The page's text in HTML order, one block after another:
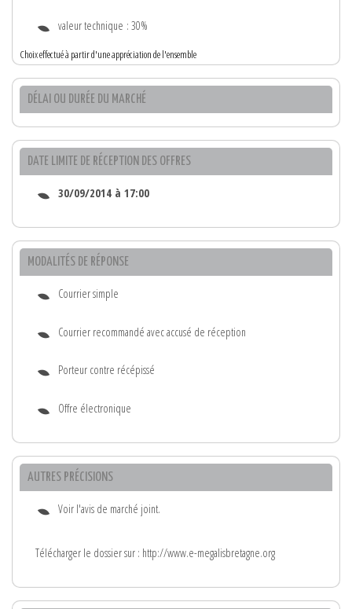
valeur technique : 30%
Choix effectué à partir d'une appréciation de l'ensemble
DÉLAI OU DURÉE DU MARCHÉ
DATE LIMITE DE RÉCEPTION DES OFFRES
30/09/2014 à 17:00
MODALITÉS DE RÉPONSE
Courrier simple
Courrier recommandé avec accusé de réception
Porteur contre récépissé
Offre électronique
AUTRES PRÉCISIONS
Voir l'avis de marché joint.
Télécharger le dossier sur : http://www.e-megalisbretagne.org